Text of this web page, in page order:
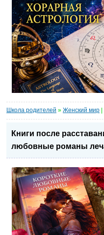
Школа родителей » Женский мир
Книги после
любовные романы